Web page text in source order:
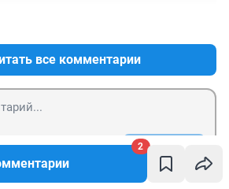
2
все комментарии
Отправить